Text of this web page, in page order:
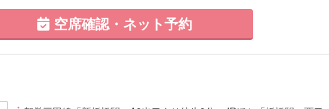
空席確認・ネット予約